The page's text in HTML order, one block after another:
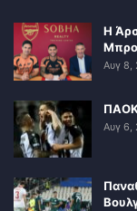
Η
Αυγ 8,
Αυγ 6,